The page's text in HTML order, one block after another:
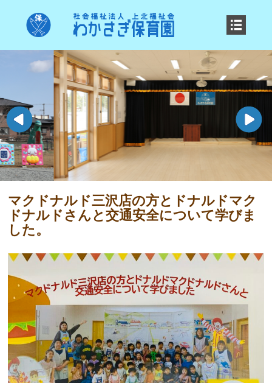
マクドナルド三沢店の方とドナルドマク
ドナルドさんと交通安全について学びま
した。